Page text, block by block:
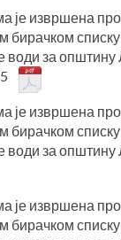
је извршена
бирачком
води за
је извршена
бирачком
води за
је извршена
бирачком